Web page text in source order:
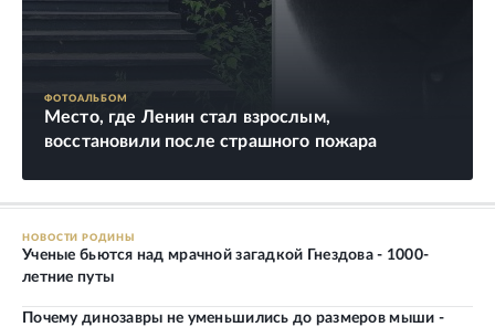
ФОТОАЛЬБОМ
Место, где Ленин стал взрослым,
восстановили после страшного пожара
НОВОСТИ РОДИНЫ
Ученые бьются над мрачной загадкой Гнездова - 1000-
летние путы
Почему динозавры не уменьшились до размеров мыши -